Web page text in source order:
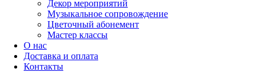
Декор мероприятий
Музыкальное сопровождение
Цветочный абонемент
Мастер классы
О нас
Доставка и оплата
Контакты